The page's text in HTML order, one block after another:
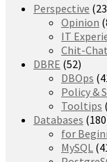
Perspective
Opinion
IT
Chit-Chat
DBRE (52)
DBOps
Policy &
Tooltips
Databases
for
MySQL